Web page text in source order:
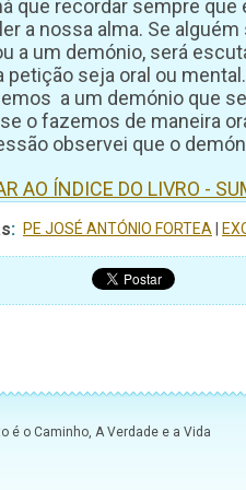
que recordar sempre
a nossa alma. Se
a um demónio, será
petição seja oral ou
a um demónio que
o fazemos de maneira
observei que o
AO ÍNDICE DO LIVRO -
: PE JOSÉ ANTÓNIO FORTEA
é o Caminho, A Verdade e a Vida